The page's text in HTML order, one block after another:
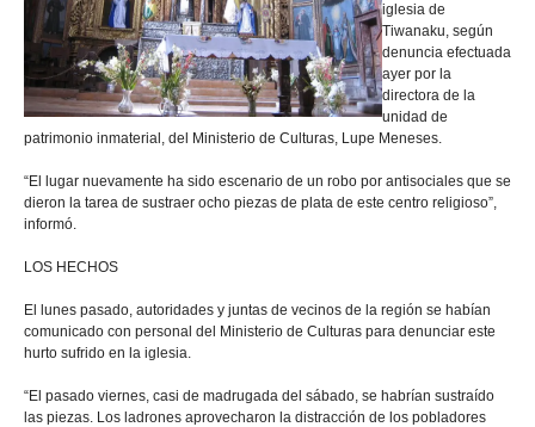
iglesia de
Tiwanaku, según
denuncia efectuada
ayer por la
directora de la
unidad de
patrimonio inmaterial, del Ministerio de Culturas, Lupe Meneses.
“El lugar nuevamente ha sido escenario de un robo por antisociales que se
dieron la tarea de sustraer ocho piezas de plata de este centro religioso”,
informó.
LOS HECHOS
El lunes pasado, autoridades y juntas de vecinos de la región se habían
comunicado con personal del Ministerio de Culturas para denunciar este
hurto sufrido en la iglesia.
“El pasado viernes, casi de madrugada del sábado, se habrían sustraído
las piezas. Los ladrones aprovecharon la distracción de los pobladores